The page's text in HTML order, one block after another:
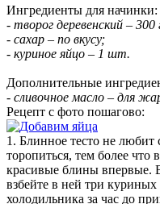
Ингредиенты для начинки:
- творог деревенский –
- сахар – по вкусу;
- куриное яйцо – 1 шт.
Дополнительные
- сливочное масло – для
Рецепт с фото пошагово:
1. Блинное тесто не
торопиться, тем более что
красивые блины впервые.
взбейте в ней три
холодильника за час до